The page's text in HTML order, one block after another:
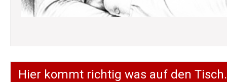
Hier kommt richtig was auf den Tisch.